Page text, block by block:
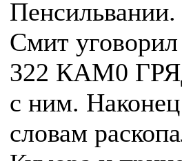
Пенсильвании.
Смит
322 КАМ0
с ним.
словам